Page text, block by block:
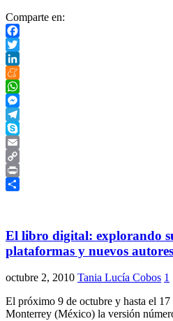
Comparte en:
Facebook
Twitter
LinkedIn
Meneame
WhatsApp
Messenger
Telegram
Skype
Email
Copy
Link
Print
El libro digital: explorando
plataformas y nuevos autores
octubre 2, 2010 Tania Lucía Cobos 1
El próximo 9 de octubre y hasta el
Monterrey (México) la versión